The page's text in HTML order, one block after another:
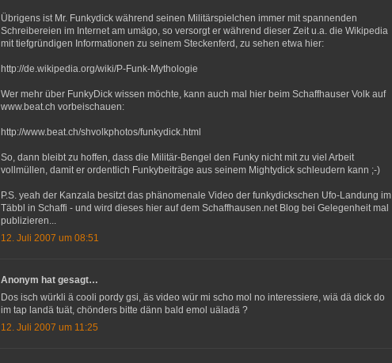
Übrigens ist Mr. Funkydick während seinen Militärspielchen immer mit spannenden
Schreibereien im Internet am umägo, so versorgt er während dieser Zeit u.a. die Wikipedia
mit tiefgründigen Informationen zu seinem Steckenferd, zu sehen etwa hier:
http://de.wikipedia.org/wiki/P-Funk-Mythologie
Wer mehr über FunkyDick wissen möchte, kann auch mal hier beim Schaffhauser Volk auf
www.beat.ch vorbeischauen:
http://www.beat.ch/shvolkphotos/funkydick.html
So, dann bleibt zu hoffen, dass die Militär-Bengel den Funky nicht mit zu viel Arbeit
vollmüllen, damit er ordentlich Funkybeiträge aus seinem Mightydick schleudern kann ;-)
P.S. yeah der Kanzala besitzt das phänomenale Video der funkydickschen Ufo-Landung im
Täbbl in Schaffi - und wird dieses hier auf dem Schaffhausen.net Blog bei Gelegenheit mal
publizieren...
12. Juli 2007 um 08:51
Anonym hat gesagt…
Dos isch würkli ä cooli pordy gsi, äs video wür mi scho mol no interessiere, wiä dä dick do
im tap landä tuät, chönders bitte dänn bald emol uäladä ?
12. Juli 2007 um 11:25